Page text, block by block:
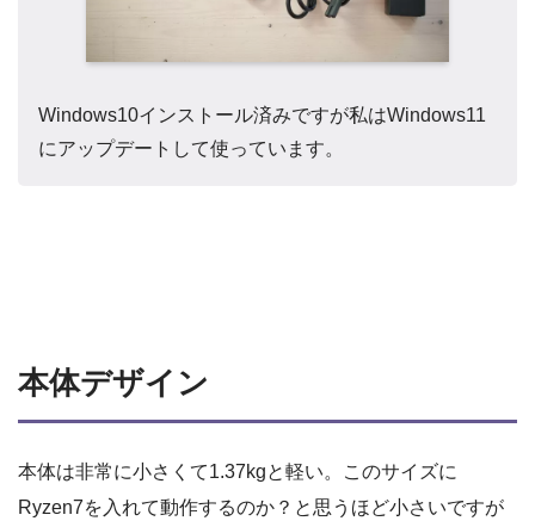
Windows10インストール済みですが私はWindows11
にアップデートして使っています。
本体デザイン
本体は非常に小さくて1.37kgと軽い。このサイズに
Ryzen7を入れて動作するのか？と思うほど小さいですが